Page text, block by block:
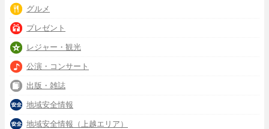
グルメ
プレゼント
レジャー・観光
公演・コンサート
出版・雑誌
地域安全情報
地域安全情報（上越エリア）